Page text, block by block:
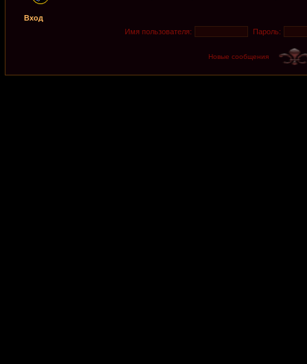
Вход
Имя пользователя:
Пароль:
Новые сообщения